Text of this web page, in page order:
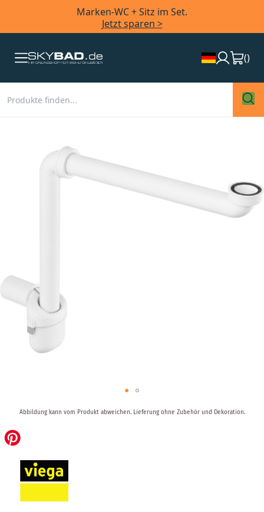
Marken-WC + Sitz im Set.
Jetzt sparen >
()
Bildergalerie
Anfang
der
Bildergalerie
Abbildung kann vom Produkt abweichen. Lieferung ohne Zubehör und Dekoration.